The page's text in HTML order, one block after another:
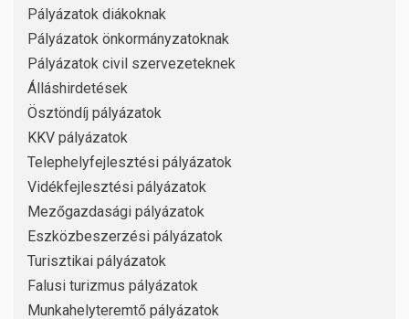
Pályázatok diákoknak
Pályázatok önkormányzatoknak
Pályázatok civil szervezeteknek
Álláshirdetések
Ösztöndíj pályázatok
KKV pályázatok
Telephelyfejlesztési pályázatok
Vidékfejlesztési pályázatok
Mezőgazdasági pályázatok
Eszközbeszerzési pályázatok
Turisztikai pályázatok
Falusi turizmus pályázatok
Munkahelyteremtő pályázatok